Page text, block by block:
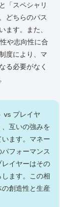
「スペシャリ
どちらのパス
ます。また、
や志向性に合
度により、マ
る必要がなく
vs プレイヤ
互いの強みを
ます。マネー
フォーマンス
イヤーはその
ます。この相
創造性と生産